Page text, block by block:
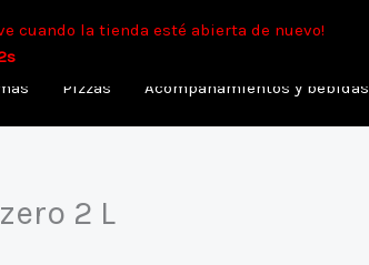
cuando la tienda esté abierta de nuevo!
retiro: 40 min.
Pizzas Acompañamientos y bebidas
2 L